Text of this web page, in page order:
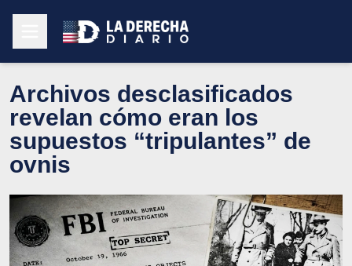
Archivos desclasificados
revelan cómo eran los
supuestos “tripulantes” de
ovnis